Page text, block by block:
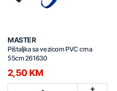
MASTER
Pištaljka sa vezicom PVC crna
55cm 261630
2,50 KM
+